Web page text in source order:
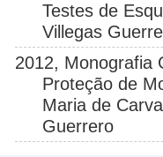
Testes de
Villegas
2012, Monografia
Proteção de
Maria de
Guerrero